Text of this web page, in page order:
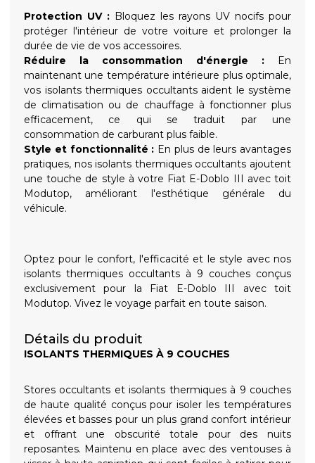
Protection UV : Bloquez les rayons UV nocifs pour
protéger l'intérieur de votre voiture et prolonger la
durée de vie de vos accessoires.
Réduire la consommation d'énergie : En
maintenant une température intérieure plus optimale,
vos isolants thermiques occultants aident le système
de climatisation ou de chauffage à fonctionner plus
efficacement, ce qui se traduit par une
consommation de carburant plus faible.
Style et fonctionnalité : En plus de leurs avantages
pratiques, nos isolants thermiques occultants ajoutent
une touche de style à votre Fiat E-Doblo III avec toit
Modutop, améliorant l'esthétique générale du
véhicule.
Optez pour le confort, l'efficacité et le style avec nos
isolants thermiques occultants à 9 couches conçus
exclusivement pour la Fiat E-Doblo III avec toit
Modutop. Vivez le voyage parfait en toute saison.
Détails du produit
ISOLANTS THERMIQUES À 9 COUCHES
Stores occultants et isolants thermiques à 9 couches
de haute qualité conçus pour isoler les températures
élevées et basses pour un plus grand confort intérieur
et offrant une obscurité totale pour des nuits
reposantes. Maintenu en place avec des ventouses à